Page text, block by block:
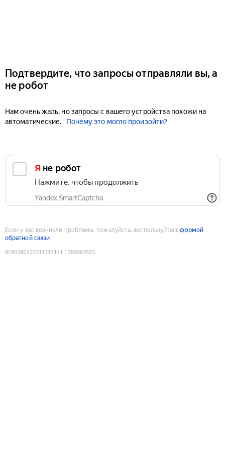
Подтвердите, что запросы отправляли вы, а
не робот
Нам очень жаль, но запросы с вашего устройства похожи на
автоматические.
Почему это могло произойти?
Я не робот
Нажмите, чтобы продолжить
Yandex SmartCaptcha
Если у вас возникли проблемы, пожалуйста, воспользуйтесьформой
обратной связи
9180295422311314141 :1786064503